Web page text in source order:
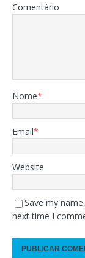
Comentário
Nome*
Email*
Website
Save my
next time I